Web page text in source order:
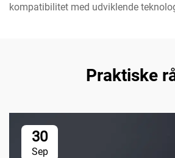
kompatibilitet med udviklende
Praktiske
30
Sep